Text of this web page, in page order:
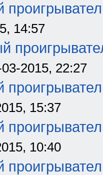
14:57
2015, 22:27
15:37
10:40